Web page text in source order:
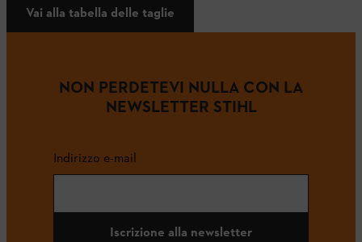
Vai alla tabella delle taglie
NON PERDETEVI NULLA CON LA
NEWSLETTER STIHL
Indirizzo e-mail
Iscrizione alla newsletter